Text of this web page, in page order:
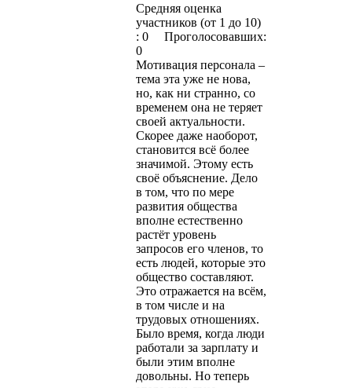
Средняя оценка
участников (от 1 до 10)
: 0 Проголосовавших:
0
Мотивация персонала –
тема эта уже не нова,
но, как ни странно, со
временем она не теряет
своей актуальности.
Скорее даже наоборот,
становится всё более
значимой. Этому есть
своё объяснение. Дело
в том, что по мере
развития общества
вполне естественно
растёт уровень
запросов его членов, то
есть людей, которые это
общество составляют.
Это отражается на всём,
в том числе и на
трудовых отношениях.
Было время, когда люди
работали за зарплату и
были этим вполне
довольны. Но теперь